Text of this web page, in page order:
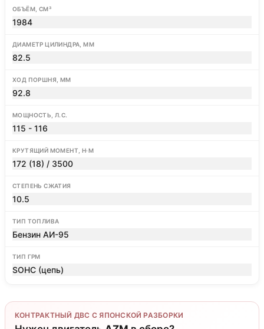
ОБЪЁМ, СМ³
1984
ДИАМЕТР ЦИЛИНДРА, ММ
82.5
ХОД ПОРШНЯ, ММ
92.8
МОЩНОСТЬ, Л.С.
115 - 116
КРУТЯЩИЙ МОМЕНТ, Н·М
172 (18) / 3500
СТЕПЕНЬ СЖАТИЯ
10.5
ТИП ТОПЛИВА
Бензин АИ-95
ТИП ГРМ
SOHC (цепь)
КОНТРАКТНЫЙ ДВС С ЯПОНСКОЙ РАЗБОРКИ